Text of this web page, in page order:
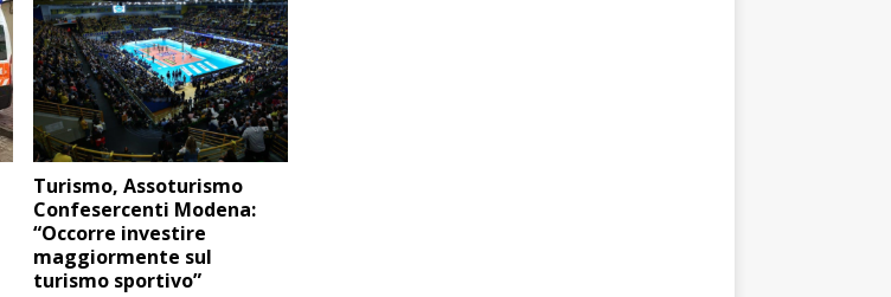
Turismo, Assoturismo
Confesercenti Modena:
“Occorre investire
maggiormente sul
turismo sportivo”